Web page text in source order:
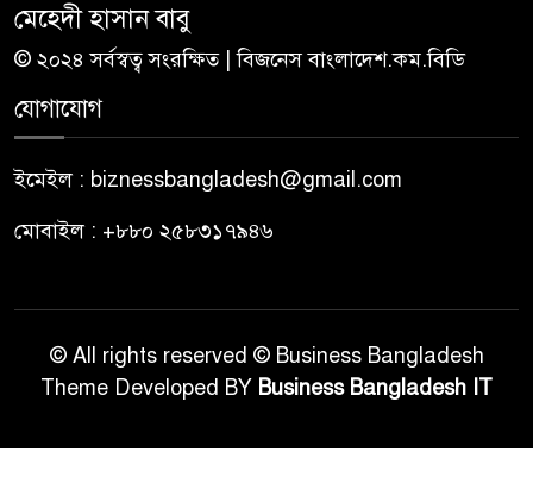
মেহেদী হাসান বাবু
© ২০২৪ সর্বস্বত্ব সংরক্ষিত | বিজনেস বাংলাদেশ.কম.বিডি
যোগাযোগ
ইমেইল : biznessbangladesh@gmail.com
মোবাইল : +৮৮০ ২৫৮৩১৭৯৪৬
© All rights reserved © Business Bangladesh
Theme Developed BY Business Bangladesh IT